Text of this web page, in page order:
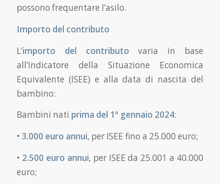
possono frequentare l’asilo.
Importo del contributo
L’importo del contributo varia in base
all’Indicatore della Situazione Economica
Equivalente (ISEE) e alla data di nascita del
bambino:
Bambini nati prima del 1° gennaio 2024:
• 3.000 euro annui, per ISEE fino a 25.000 euro;
• 2.500 euro annui, per ISEE da 25.001 a 40.000
euro;